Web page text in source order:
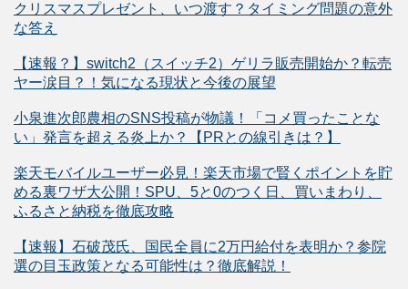
クリスマスプレゼント、いつ渡す？タイミング問題の意外
な答え
【速報？】switch2（スイッチ2）ゲリラ販売開始か？転売
ヤー涙目？！気になる現状と今後の展望
小泉進次郎農相のSNS投稿が物議！「コメ買ったことな
い」発言を超える炎上か？【PRとの線引きは？】
楽天モバイルユーザー必見！楽天市場で賢くポイントを貯
める裏ワザ大公開！SPU、5と0のつく日、買いまわり、
ふるさと納税を徹底攻略
【速報】石破茂氏、国民全員に2万円給付を表明か？参院
選の目玉政策となる可能性は？徹底解説！